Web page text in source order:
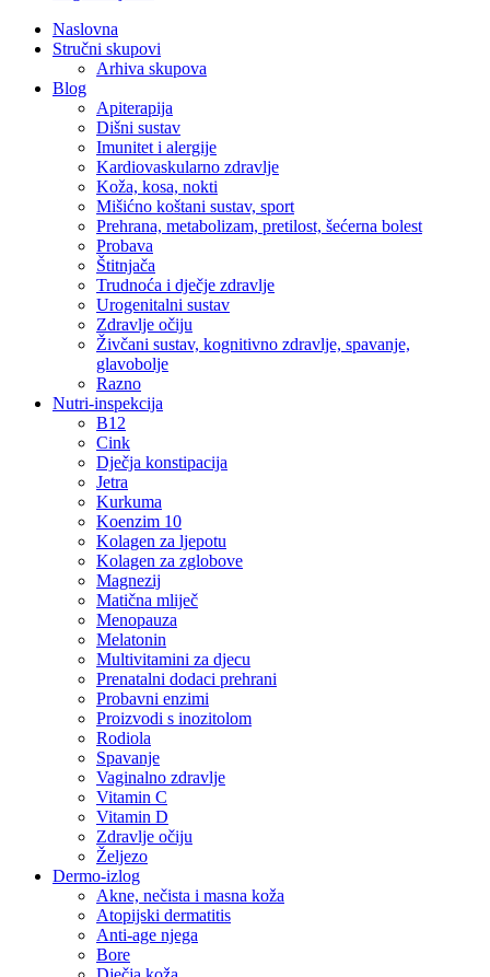
Naslovna
Stručni skupovi
Arhiva skupova
Blog
Apiterapija
Dišni sustav
Imunitet i alergije
Kardiovaskularno zdravlje
Koža, kosa, nokti
Mišićno koštani sustav, sport
Prehrana, metabolizam, pretilost, šećerna bolest
Probava
Štitnjača
Trudnoća i dječje zdravlje
Urogenitalni sustav
Zdravlje očiju
Živčani sustav, kognitivno zdravlje, spavanje,
glavobolje
Razno
Nutri-inspekcija
B12
Cink
Dječja konstipacija
Jetra
Kurkuma
Koenzim 10
Kolagen za ljepotu
Kolagen za zglobove
Magnezij
Matična mliječ
Menopauza
Melatonin
Multivitamini za djecu
Prenatalni dodaci prehrani
Probavni enzimi
Proizvodi s inozitolom
Rodiola
Spavanje
Vaginalno zdravlje
Vitamin C
Vitamin D
Zdravlje očiju
Željezo
Dermo-izlog
Akne, nečista i masna koža
Atopijski dermatitis
Anti-age njega
Bore